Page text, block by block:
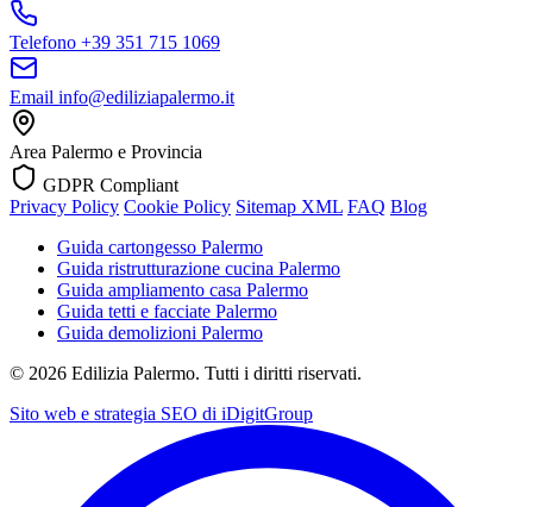
Telefono +39 351 715 1069
Email info@ediliziapalermo.it
Area Palermo e Provincia
GDPR Compliant
Privacy Policy Cookie Policy Sitemap XML FAQ Blog
Guida cartongesso Palermo
Guida ristrutturazione cucina Palermo
Guida ampliamento casa Palermo
Guida tetti e facciate Palermo
Guida demolizioni Palermo
© 2026 Edilizia Palermo. Tutti i diritti riservati.
Sito web e strategia SEO di iDigitGroup